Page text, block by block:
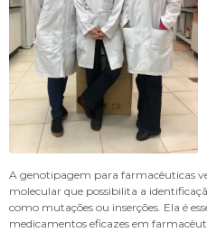
A genotipagem para farmacêuticas
molecular que possibilita a
como mutações ou inserções. Ela é
medicamentos eficazes em